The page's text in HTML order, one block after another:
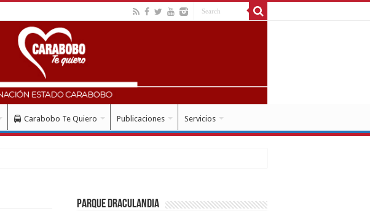
Carabobo Te Quiero Publicaciones Servicios
Parque Draculandia